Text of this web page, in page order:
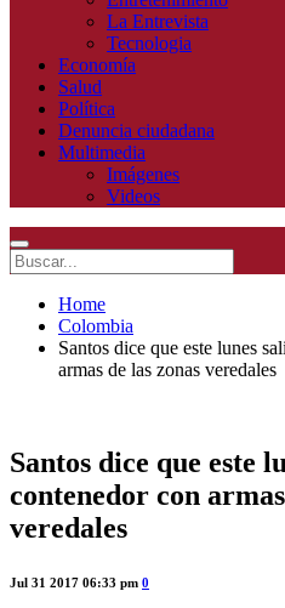
La Entrevista
Tecnologia
Economía
Salud
Política
Denuncia ciudadana
Multimedia
Imágenes
Videos
Home
Colombia
Santos dice que este lunes
armas de las zonas veredales
Santos dice que este
contenedor con
veredales
Jul 31 2017 06:33 pm 0